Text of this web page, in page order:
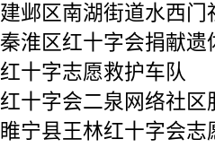
邺区南湖街道水西门
淮区红十字会捐献遗
十字志愿救护车队
十字会二泉网络社区
宁县王林红十字会志